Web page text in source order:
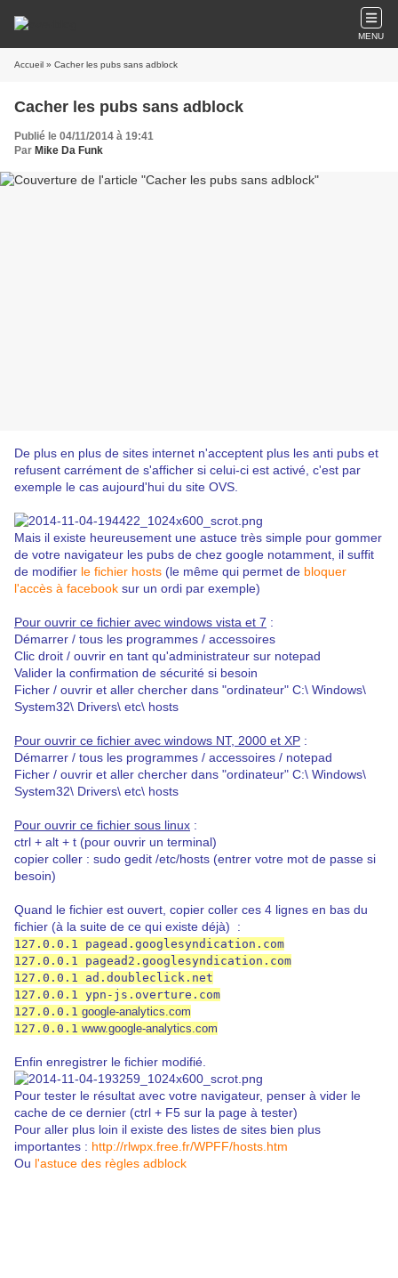
MENU
Accueil » Cacher les pubs sans adblock
Cacher les pubs sans adblock
Publié le 04/11/2014 à 19:41
Par Mike Da Funk
De plus en plus de sites internet n'acceptent plus les anti pubs et
refusent carrément de s'afficher si celui-ci est activé, c'est par
exemple le cas aujourd'hui du site OVS.
Mais il existe heureusement une astuce très simple pour gommer
de votre navigateur les pubs de chez google notamment, il suffit
de modifier le fichier hosts (le même qui permet de bloquer
l'accès à facebook sur un ordi par exemple)
Pour ouvrir ce fichier avec windows vista et 7 :
Démarrer / tous les programmes / accessoires
Clic droit / ouvrir en tant qu'administrateur sur notepad
Valider la confirmation de sécurité si besoin
Ficher / ouvrir et aller chercher dans "ordinateur" C:\ Windows\
System32\ Drivers\ etc\ hosts
Pour ouvrir ce fichier avec windows NT, 2000 et XP :
Démarrer / tous les programmes / accessoires / notepad
Ficher / ouvrir et aller chercher dans "ordinateur" C:\ Windows\
System32\ Drivers\ etc\ hosts
Pour ouvrir ce fichier sous linux :
ctrl + alt + t (pour ouvrir un terminal)
copier coller : sudo gedit /etc/hosts (entrer votre mot de passe si
besoin)
Quand le fichier est ouvert, copier coller ces 4 lignes en bas du
fichier (à la suite de ce qui existe déjà) :
127.0.0.1 pagead.googlesyndication.com
127.0.0.1 pagead2.googlesyndication.com
127.0.0.1 ad.doubleclick.net
127.0.0.1 ypn-js.overture.com
127.0.0.1 google-analytics.com
127.0.0.1 www.google-analytics.com
Enfin enregistrer le fichier modifié.
Pour tester le résultat avec votre navigateur, penser à vider le
cache de ce dernier (ctrl + F5 sur la page à tester)
Pour aller plus loin il existe des listes de sites bien plus
importantes : http://rlwpx.free.fr/WPFF/hosts.htm
Ou l'astuce des règles adblock